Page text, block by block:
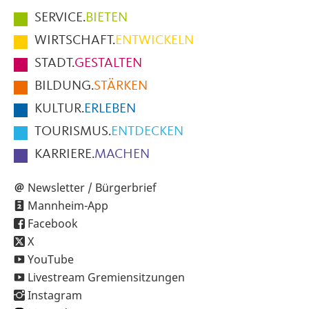
Hauptmenüpunkte
im
Fußbereich
der
Seite
SERVICE.BIETEN
WIRTSCHAFT.ENTWICKELN
STADT.GESTALTEN
BILDUNG.STÄRKEN
KULTUR.ERLEBEN
TOURISMUS.ENTDECKEN
KARRIERE.MACHEN
Newsletter / Bürgerbrief
Mannheim-App
Facebook
X
YouTube
Livestream Gremiensitzungen
Instagram